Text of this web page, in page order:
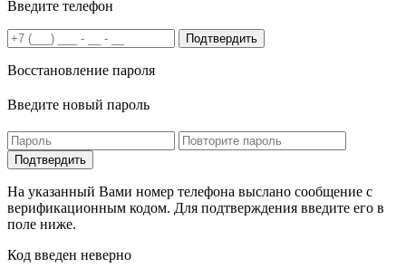
Введите телефон
Подтвердить
Восстановление пароля
Введите новый пароль
На указанный Вами номер телефона выслано сообщение с
верификационным кодом. Для подтверждения введите его в
поле ниже.
Код введен неверно